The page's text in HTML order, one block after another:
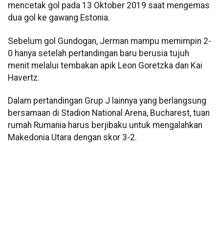
mencetak gol pada 13 Oktober 2019 saat mengemas
dua gol ke gawang Estonia.
Sebelum gol Gundogan, Jerman mampu memimpin 2-
0 hanya setelah pertandingan baru berusia tujuh
menit melalui tembakan apik Leon Goretzka dan Kai
Havertz.
Dalam pertandingan Grup J lainnya yang berlangsung
bersamaan di Stadion National Arena, Bucharest, tuan
rumah Rumania harus berjibaku untuk mengalahkan
Makedonia Utara dengan skor 3-2.